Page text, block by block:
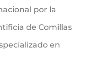
por la
de Comillas
en